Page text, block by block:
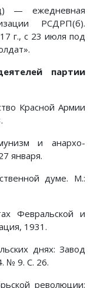
— ежедневная
РСДРП(б).
г., с 23 июля под
партии
Красной Армии
и анархо-
января.
думе. М.:
Февральской и
1931.
днях: Завод
№ 9. С. 26.
революции: